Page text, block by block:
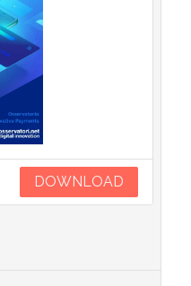
DOWNLOAD